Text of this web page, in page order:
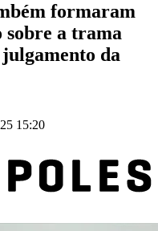
formaram
sobre a trama
da
15:20